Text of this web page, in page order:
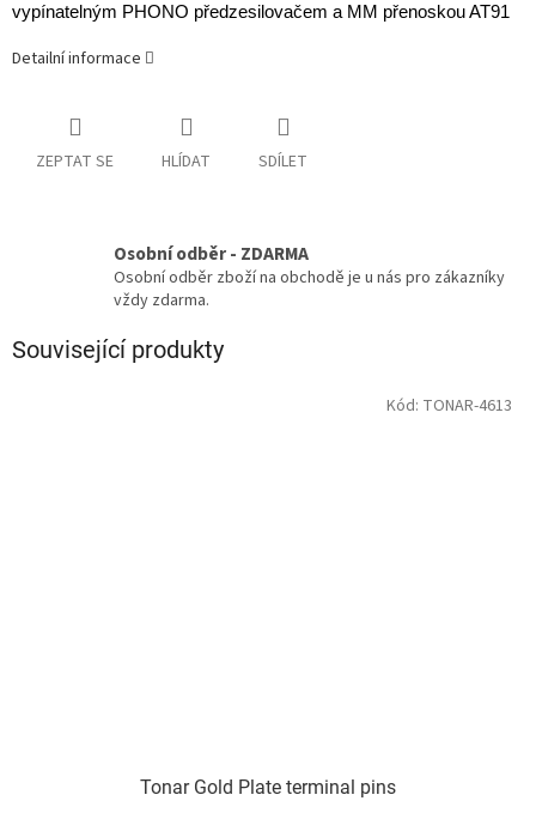
vypínatelným PHONO předzesilovačem a MM přenoskou AT91
Detailní informace
ZEPTAT SE HLÍDAT SDÍLET
Osobní odběr - ZDARMA
Osobní odběr zboží na obchodě je u nás pro zákazníky
vždy zdarma.
Související produkty
Tonar Gold Plate terminal pins
Kód: TONAR-4613